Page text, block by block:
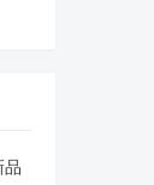
品